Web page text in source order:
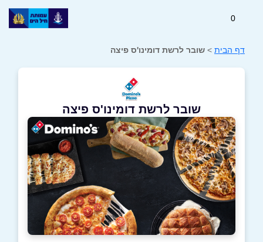
0
דף הבית > שובר לרשת דומינו'ס פיצה
שובר לרשת דומינו'ס פיצה